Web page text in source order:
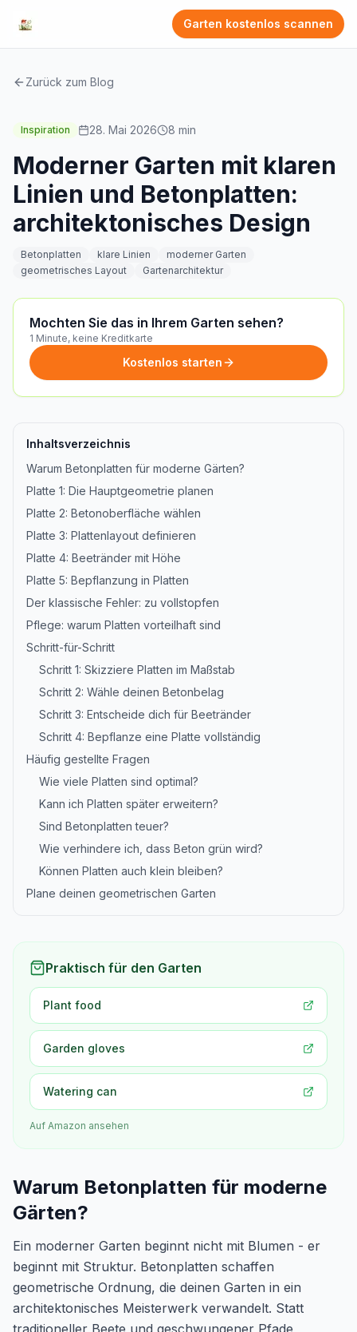
Garten kostenlos scannen
Zurück zum Blog
Inspiration 28. Mai 2026 8 min
Moderner Garten mit klaren
Linien und Betonplatten:
architektonisches Design
Betonplatten klare Linien
moderner Garten
geometrisches Layout
Gartenarchitektur
Mochten Sie das in Ihrem Garten sehen?
1 Minute, keine Kreditkarte
Kostenlos starten
Inhaltsverzeichnis
Warum Betonplatten für moderne Gärten?
Platte 1: Die Hauptgeometrie planen
Platte 2: Betonoberfläche wählen
Platte 3: Plattenlayout definieren
Platte 4: Beetränder mit Höhe
Platte 5: Bepflanzung in Platten
Der klassische Fehler: zu vollstopfen
Pflege: warum Platten vorteilhaft sind
Schritt-für-Schritt
Schritt 1: Skizziere Platten im Maßstab
Schritt 2: Wähle deinen Betonbelag
Schritt 3: Entscheide dich für Beetränder
Schritt 4: Bepflanze eine Platte vollständig
Häufig gestellte Fragen
Wie viele Platten sind optimal?
Kann ich Platten später erweitern?
Sind Betonplatten teuer?
Wie verhindere ich, dass Beton grün wird?
Können Platten auch klein bleiben?
Plane deinen geometrischen Garten
Praktisch für den Garten
Plant food
Garden gloves
Watering can
Auf Amazon ansehen
Warum Betonplatten für moderne
Gärten?
Ein moderner Garten beginnt nicht mit Blumen - er
beginnt mit Struktur. Betonplatten schaffen
geometrische Ordnung, die deinen Garten in ein
architektonisches Meisterwerk verwandelt. Statt
traditioneller Beete und geschwungener Pfade